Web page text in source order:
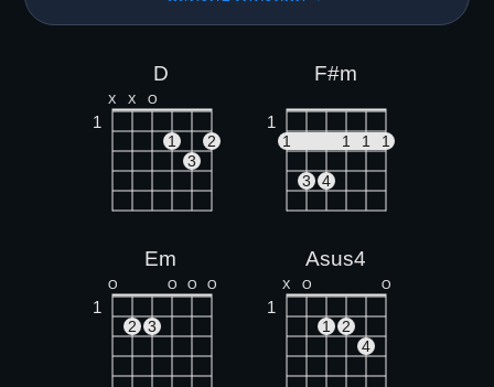
D
X X O
1
1
2
3
F#m
1
1 1 1 1
3 4
Em
O O O O
1
2 3
Asus4
X O O
1
1
2
4